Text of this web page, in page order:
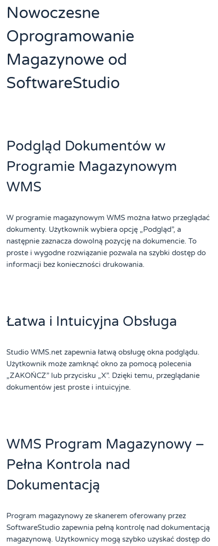
Nowoczesne
Oprogramowanie
Magazynowe od
SoftwareStudio
Podgląd Dokumentów w
Programie Magazynowym
WMS
W programie magazynowym WMS można łatwo przeglądać
dokumenty. Użytkownik wybiera opcję „Podgląd”, a
następnie zaznacza dowolną pozycję na dokumencie. To
proste i wygodne rozwiązanie pozwala na szybki dostęp do
informacji bez konieczności drukowania.
Łatwa i Intuicyjna Obsługa
Studio WMS.net zapewnia łatwą obsługę okna podglądu.
Użytkownik może zamknąć okno za pomocą polecenia
„ZAKOŃCZ” lub przycisku „X”. Dzięki temu, przeglądanie
dokumentów jest proste i intuicyjne.
WMS Program Magazynowy –
Pełna Kontrola nad
Dokumentacją
Program magazynowy ze skanerem oferowany przez
SoftwareStudio zapewnia pełną kontrolę nad dokumentacją
magazynową. Użytkownicy mogą szybko uzyskać dostęp do